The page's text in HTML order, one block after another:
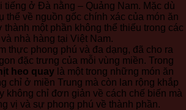
tiếng ở Đà nằng – Quảng Nam. Mặc dù
thể về nguồn gốc chính xác của món ăn
thành một phần không thể thiếu trong các
nhà hàng tại Việt Nam.
thực phong phú và đa dạng, đã cho ra
đặc trưng của mỗi vùng miền. Trong
heo quay là một trong những món ăn
chỉ ở miền Trung mà còn lan rộng khắp
không chỉ đơn giản về cách chế biến mà
vị và sự phong phú về thành phần.